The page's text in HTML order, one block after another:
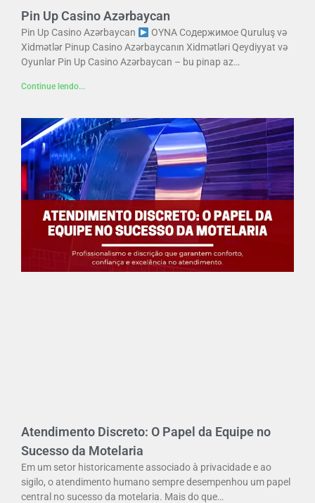
Pin Up Casino Azərbaycan
Pin Up Casino Azərbaycan
OYNA Содержимое Quruluş və
Xidmətlər Pinup Casino Azərbaycanın Xidmətləri Qeydiyyat və
Oyunlar Pin Up Casino Azərbaycan – bu pinap az…
Continue lendo...
Atendimento Discreto: O Papel da Equipe no
Sucesso da Motelaria
Em um setor historicamente associado à privacidade e ao
sigilo, o atendimento humano sempre desempenhou um papel
central no sucesso da motelaria. Mais do que…